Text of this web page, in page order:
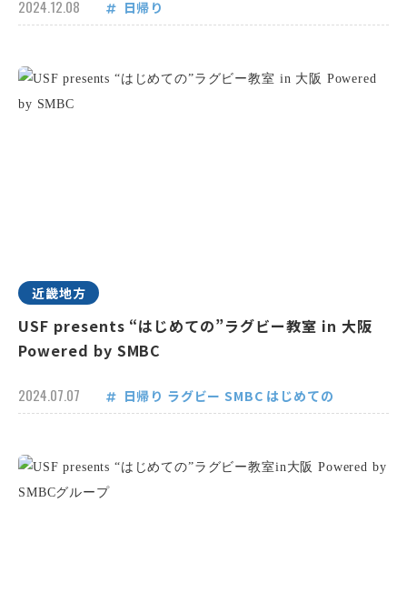
2024.12.08 日帰り
近畿地方
USF presents “はじめての”ラグビー教室 in 大阪
Powered by SMBC
2024.07.07 日帰り ラグビー SMBC はじめての